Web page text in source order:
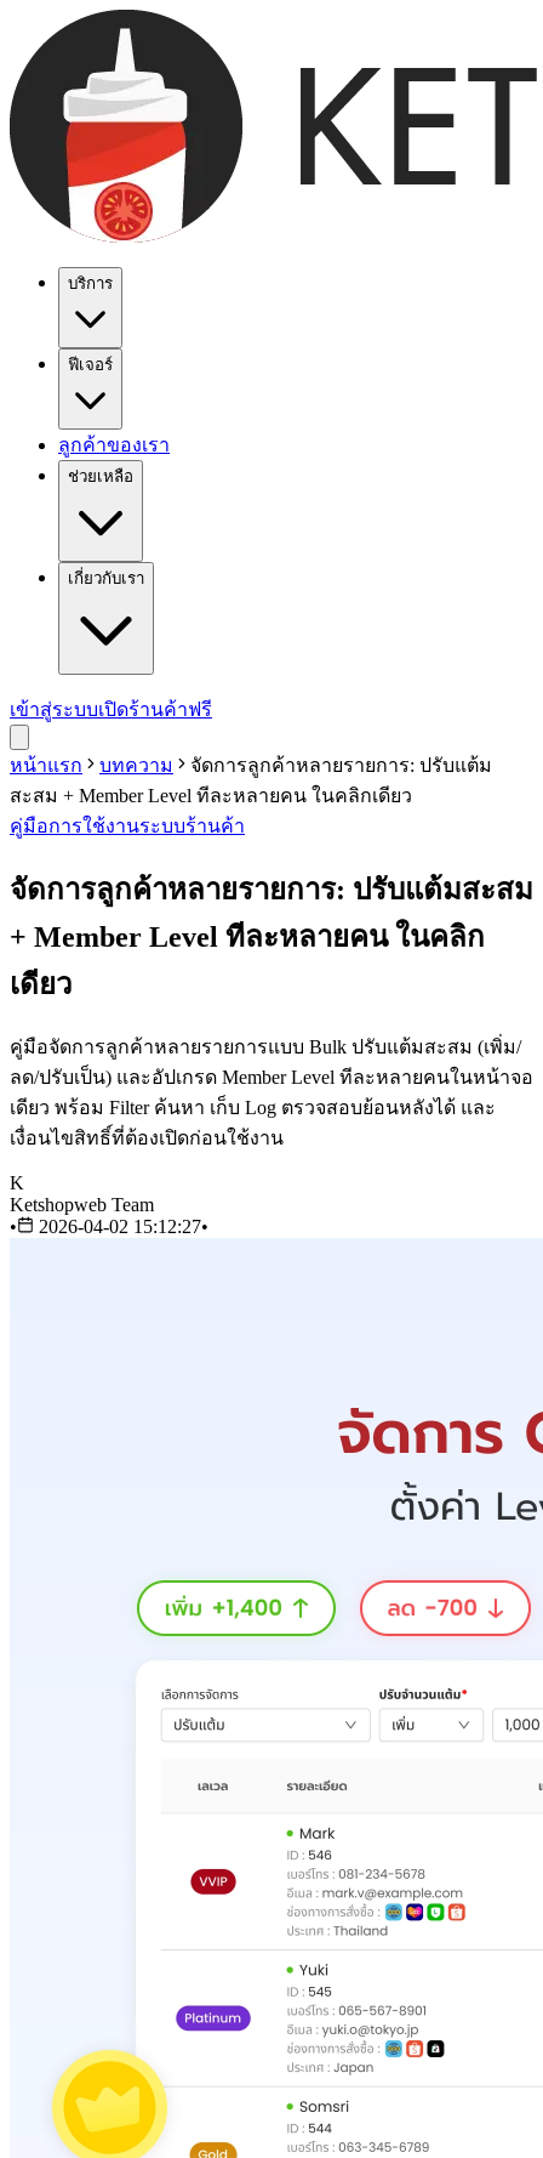
บริการ
ฟีเจอร์
ลูกค้าของเรา
ช่วยเหลือ
เกี่ยวกับเรา
เข้าสู่ระบบเปิดร้านค้าฟรี
หน้าแรก บทความ
จัดการลูกค้าหลายรายการ: ปรับแต้ม
สะสม + Member Level ทีละหลายคน ในคลิกเดียว
คู่มือการใช้งานระบบร้านค้า
จัดการลูกค้าหลายรายการ: ปรับแต้มสะสม
+ Member Level ทีละหลายคน ในคลิก
เดียว
คู่มือจัดการลูกค้าหลายรายการแบบ Bulk ปรับแต้มสะสม (เพิ่ม/
ลด/ปรับเป็น) และอัปเกรด Member Level ทีละหลายคนในหน้าจอ
เดียว พร้อม Filter ค้นหา เก็บ Log ตรวจสอบย้อนหลังได้ และ
เงื่อนไขสิทธิ์ที่ต้องเปิดก่อนใช้งาน
K
Ketshopweb Team
•
2026-04-02 15:12:27•